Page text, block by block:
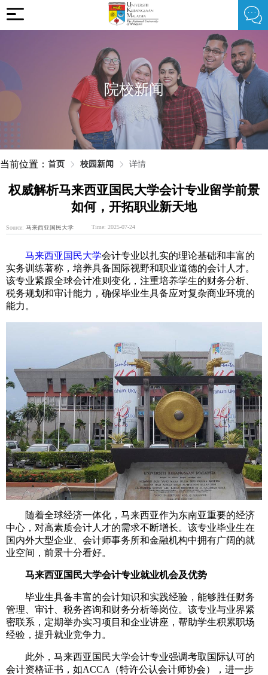
院校新闻
当前位置： 首页 校园新闻 详情
权威解析马来西亚国民大学会计专业留学前景
如何，开拓职业新天地
Source: 马来西亚国民大学 Time: 2025-07-24
马来西亚国民大学会计专业以扎实的理论基础和丰富的
实务训练著称，培养具备国际视野和职业道德的会计人才。
该专业紧跟全球会计准则变化，注重培养学生的财务分析、
税务规划和审计能力，确保毕业生具备应对复杂商业环境的
能力。
随着全球经济一体化，马来西亚作为东南亚重要的经济
中心，对高素质会计人才的需求不断增长。该专业毕业生在
国内外大型企业、会计师事务所和金融机构中拥有广阔的就
业空间，前景十分看好。
马来西亚国民大学会计专业就业机会及优势
毕业生具备丰富的会计知识和实践经验，能够胜任财务
管理、审计、税务咨询和财务分析等岗位。该专业与业界紧
密联系，定期举办实习项目和企业讲座，帮助学生积累职场
经验，提升就业竞争力。
此外，马来西亚国民大学会计专业强调考取国际认可的
会计资格证书，如ACCA（特许公认会计师协会），进一步